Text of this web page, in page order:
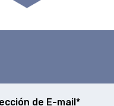
de E-mail*